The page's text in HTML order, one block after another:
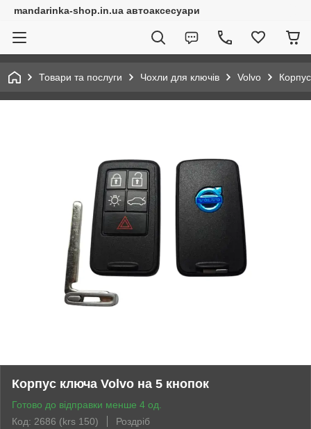
mandarinka-shop.in.ua автоаксесуари
Товари та послуги Чохли для ключів Volvo
Корпус ключа Volvo на 5 кнопок
Готово до відправки менше 4 од.
Код: 2686 (krs 150)
Роздріб